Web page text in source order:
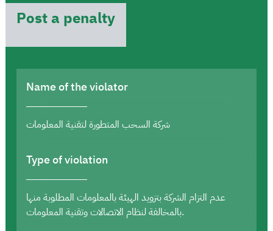
Post a penalty
Name of the violator
شركة السحب المتطورة لتقنية المعلومات
Type of violation
عدم التزام الشركة بتزويد الهيئة بالمعلومات المطلوبة منها
بالمخالفة لنظام الاتصالات وتقنية المعلومات.